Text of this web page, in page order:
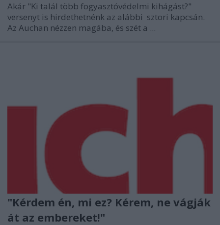
Akár "Ki talál több fogyasztóvédelmi kihágást?"
versenyt is hirdethetnénk az alábbi sztori kapcsán.
Az Auchan nézzen magába, és szét a ...
"Kérdem én, mi ez? Kérem, ne vágják
át az embereket!"